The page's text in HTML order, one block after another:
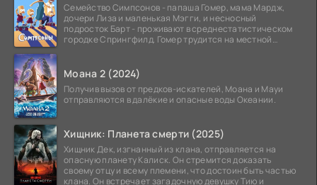
Семейство Симпсонов - папаша Гомер, мама Мардж,
дочери Лиза и маленькая Мэгги, и несносный
подросток Барт - проживают в среднестатистическом
городке Спрингфилд. Гомер трудится на местной
Моана 2 (2024)
Получив вызов от предков-искателей, Моана и Мауи
отправляются в далёкие и опасные воды Океании.
Хищник: Планета смерти (2025)
Хищник Дек, изгнанный из клана, отправляется на
опасную планету Калиск. Он стремится доказать
своему отцу и всему племени, что достоин быть частью
клана. Он встречает загадочную девушку Тию и